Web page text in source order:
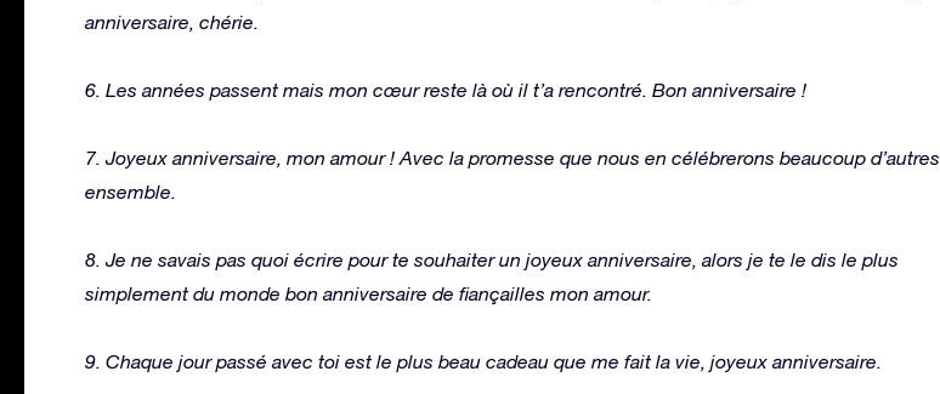
anniversaire, chérie.
6. Les années passent mais mon cœur reste là où il t’a rencontré. Bon anniversaire !
7. Joyeux anniversaire, mon amour ! Avec la promesse que nous en célébrerons beaucoup d’autres
ensemble.
8. Je ne savais pas quoi écrire pour te souhaiter un joyeux anniversaire, alors je te le dis le plus
simplement du monde bon anniversaire de fiançailles mon amour.
9. Chaque jour passé avec toi est le plus beau cadeau que me fait la vie, joyeux anniversaire.